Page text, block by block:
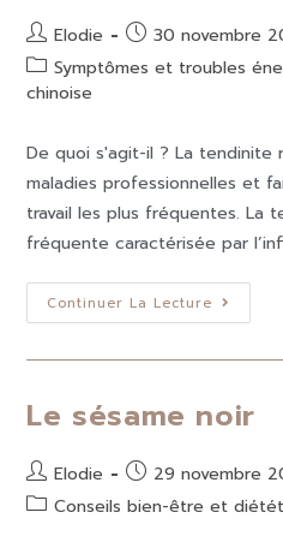
Elodie
30 novembre
Symptômes et troubles
chinoise
De quoi s'agit-il ? La tendinite
maladies professionnelles et
travail les plus fréquentes. La
fréquente caractérisée par
Continuer La Lecture
Le sésame noir
Elodie
29 novembre
Conseils bien-être et